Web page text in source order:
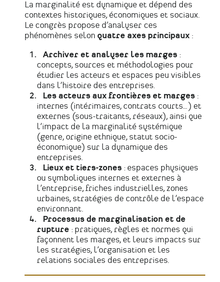
La marginalité est dynamique et dépend des
contextes historiques, économiques et sociaux.
Le congrès propose d’analyser ces
phénomènes selon quatre axes principaux :
Archiver et analyser les marges :
concepts, sources et méthodologies pour
étudier les acteurs et espaces peu visibles
dans l’histoire des entreprises.
Les acteurs aux frontières et marges :
internes (intérimaires, contrats courts…) et
externes (sous-traitants, réseaux), ainsi que
l’impact de la marginalité systémique
(genre, origine ethnique, statut socio-
économique) sur la dynamique des
entreprises.
Lieux et tiers-zones : espaces physiques
ou symboliques internes et externes à
l’entreprise, friches industrielles, zones
urbaines, stratégies de contrôle de l’espace
environnant.
Processus de marginalisation et de
rupture : pratiques, règles et normes qui
façonnent les marges, et leurs impacts sur
les stratégies, l’organisation et les
relations sociales des entreprises.